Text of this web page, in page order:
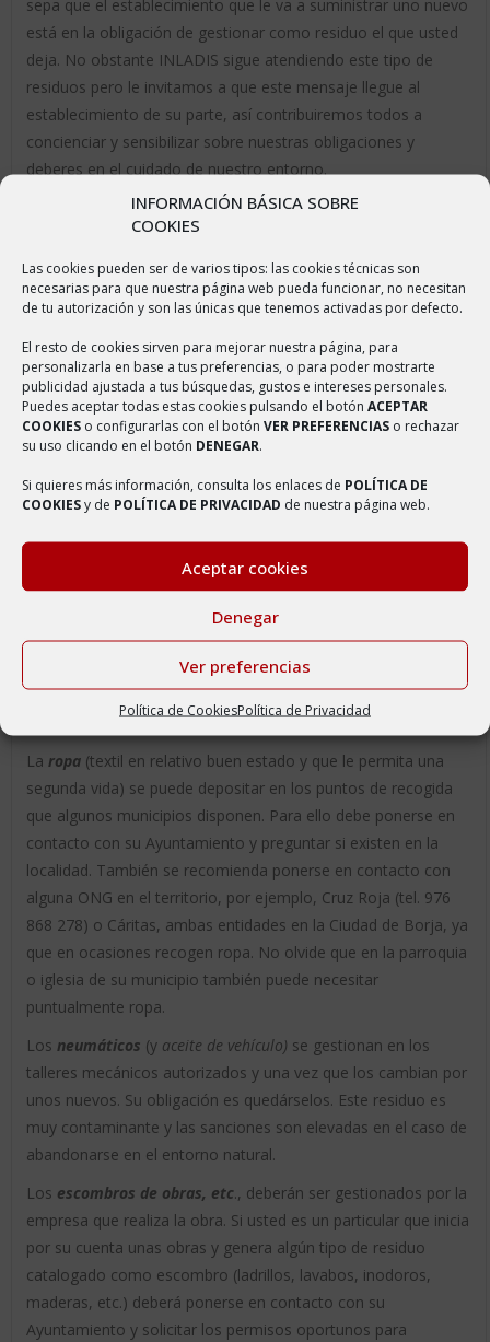
INFORMACIÓN BÁSICA SOBRE
COOKIES
Las cookies pueden ser de varios tipos: las cookies técnicas son
necesarias para que nuestra página web pueda funcionar, no necesitan
de tu autorización y son las únicas que tenemos activadas por defecto.
El resto de cookies sirven para mejorar nuestra página, para
personalizarla en base a tus preferencias, o para poder mostrarte
publicidad ajustada a tus búsquedas, gustos e intereses personales.
Puedes aceptar todas estas cookies pulsando el botón ACEPTAR
COOKIES o configurarlas con el botón VER PREFERENCIAS o rechazar
su uso clicando en el botón DENEGAR.
Si quieres más información, consulta los enlaces de POLÍTICA DE
COOKIESy de POLÍTICA DE PRIVACIDAD de nuestra página web.
Aceptar cookies
Denegar
Ver preferencias
Política de CookiesPolítica de Privacidad
sepa que el establecimiento que le va a suministrar uno nuevo
está en la obligación de gestionar como residuo el que usted
deja. No obstante INLADIS sigue atendiendo este tipo de
residuos pero le invitamos a que este mensaje llegue al
establecimiento de su parte, así contribuiremos todos a
concienciar y sensibilizar sobre nuestras obligaciones y
deberes en el cuidado de nuestro entorno.
¿QUÉ HAGO CON LOS RESIDUOS, ALGUNOS MUY
CONTAMINANTES, QUE NO RECOGEN?
Laspilas pueden depositarse en diferentes puntos en el
territorio, desde establecimientos comerciales hasta
Ayuntamiento y solicitar dicha información.
Lostóners deben depositarse en aquellos establecimientos
que los venden. El establecimiento está obligado a su
recogida.
Losfluorescentes (y cualquier otro tipo de lámpara eléctrica
que proporciona iluminación) deben depositarse en los
contenedores habilitados en los establecimientos que se
dedican a la venta de estos elementos. El establecimiento
Losmedicamentos, y al igual que las lámparas eléctricas,
deben depositarse en los contenedores habilitados en las
farmacias (suelen estar en estos establecimientos). El
establecimiento está obligado a su recogida.
La ropa (textil en relativo buen estado y que le permita una
segunda vida) se puede depositar en los puntos de recogida
que algunos municipios disponen. Para ello debe ponerse en
contacto con su Ayuntamiento y preguntar si existen en la
localidad. También se recomienda ponerse en contacto con
alguna ONG en el territorio, por ejemplo, Cruz Roja (tel. 976
868 278) o Cáritas, ambas entidades en la Ciudad de Borja, ya
que en ocasiones recogen ropa. No olvide que en la parroquia
o iglesia de su municipio también puede necesitar
puntualmente ropa.
Los neumáticos (y aceite de vehículo) se gestionan en los
talleres mecánicos autorizados y una vez que los cambian por
unos nuevos. Su obligación es quedárselos. Este residuo es
muy contaminante y las sanciones son elevadas en el caso de
abandonarse en el entorno natural.
Los escombros de obras, etc., deberán ser gestionados por la
empresa que realiza la obra. Si usted es un particular que inicia
por su cuenta unas obras y genera algún tipo de residuo
catalogado como escombro (ladrillos, lavabos, inodoros,
maderas, etc.) deberá ponerse en contacto con su
Ayuntamiento y solicitar los permisos oportunos para